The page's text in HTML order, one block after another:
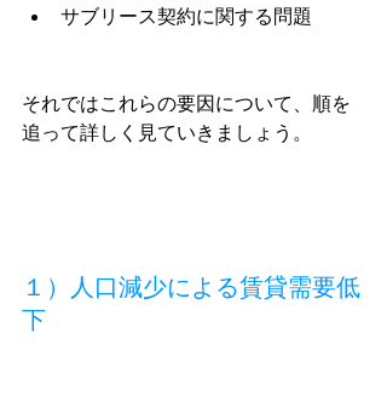
サブリース契約に関する問題
それではこれらの要因について、順を
追って詳しく見ていきましょう。
１）人口減少による賃貸需要低
下